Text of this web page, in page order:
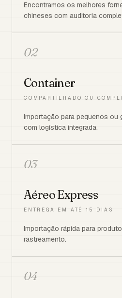
Encontramos os melhores
chineses com auditoria
02
Container
COMPARTILHADO OU
Importação para pequenos ou
com logística integrada.
03
Aéreo Express
ENTREGA EM ATÉ 15 DIAS
Importação rápida para
rastreamento.
04